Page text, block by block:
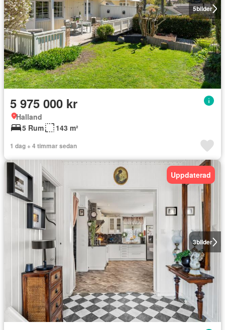
5bilder
5 975 000 kr
Halland
5 Rum
143 m²
1 dag + 4 timmar sedan
3bilder
Uppdaterad